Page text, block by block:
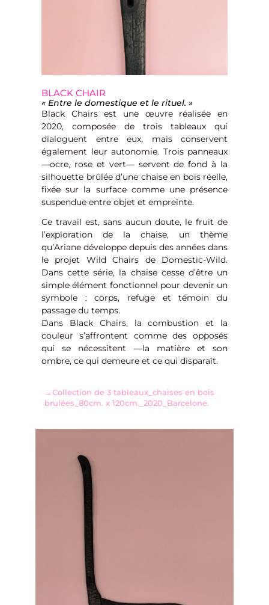
BLACK CHAIR
« Entre le domestique et le rituel. »
Black Chairs est une œuvre réalisée en
2020, composée de trois tableaux qui
dialoguent entre eux, mais conservent
également leur autonomie. Trois panneaux
—ocre, rose et vert— servent de fond à la
silhouette brûlée d’une chaise en bois réelle,
fixée sur la surface comme une présence
suspendue entre objet et empreinte.
Ce travail est, sans aucun doute, le fruit de
l’exploration de la chaise, un thème
qu’Ariane développe depuis des années dans
le projet Wild Chairs de Domestic-Wild.
Dans cette série, la chaise cesse d’être un
simple élément fonctionnel pour devenir un
symbole : corps, refuge et témoin du
passage du temps.
Dans Black Chairs, la combustion et la
couleur s’affrontent comme des opposés
qui se nécessitent —la matière et son
ombre, ce qui demeure et ce qui disparaît.
→Collection de 3 tableaux_chaises en bois
brulées_80cm. x 120cm._2020_Barcelone.